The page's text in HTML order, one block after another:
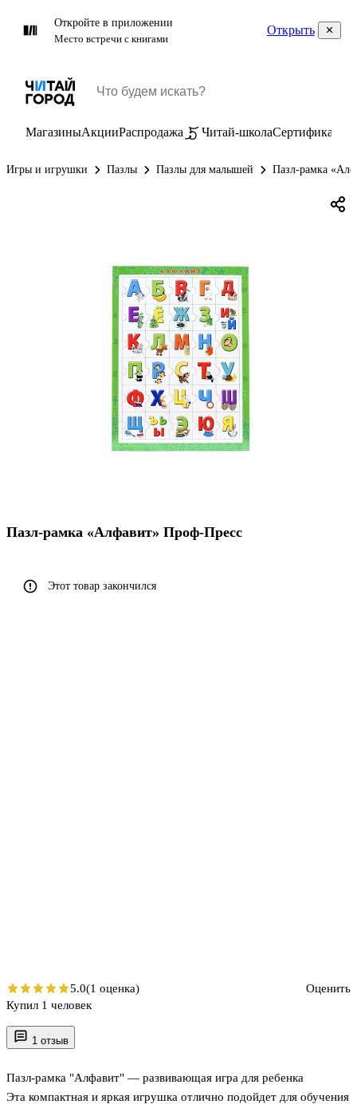
Откройте в приложении
Место встречи с книгами
Открыть
МагазиныАкцииРаспродажа Читай-школаСертификаты
Игры и игрушки Пазлы Пазлы для малышей Пазл-рамка
1 отзыв
Пазл-рамка "Алфавит" — развивающая игра для ребенка
Эта компактная и яркая игрушка отлично подойдет для обучения
Пазл-рамка «Алфавит» Проф-Пресс
Этот товар закончился
5.0(1 оценка)
Оценить
Купил 1 человек